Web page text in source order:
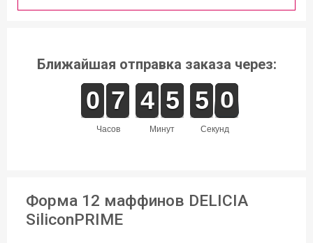
Ближайшая отправка заказа через:
часов
9
9
0
0 6
6
7
7
минут
3
3
4
4 4
4
5
5
секунд
5
5
4 0
0
9
Форма 12 маффинов DELICIA
SiliconPRIME